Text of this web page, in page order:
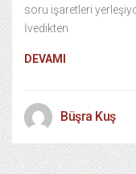
soru işaretleri
İvedikten
DEVAMI
Büşra Kuş